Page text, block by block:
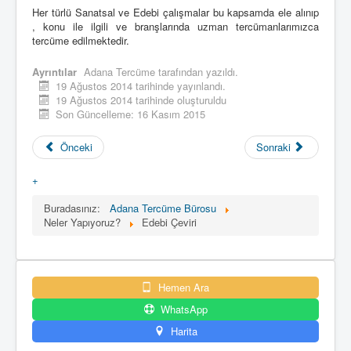
/
5
Her türlü Sanatsal ve Edebi çalışmalar bu kapsamda ele alınıp
, konu ile ilgili ve branşlarında uzman tercümanlarımızca
tercüme edilmektedir.
Ayrıntılar Adana Tercüme tarafından yazıldı.
19 Ağustos 2014 tarihinde yayınlandı.
19 Ağustos 2014 tarihinde oluşturuldu
Son Güncelleme: 16 Kasım 2015
Önceki Sonraki
+
Buradasınız:
Adana Tercüme Bürosu
Neler Yapıyoruz?
Edebi Çeviri
Hemen Ara
WhatsApp
Harita